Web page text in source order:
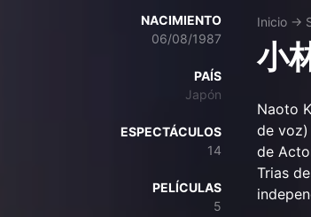
NACIMIENTO
06/08/1987
PAÍS
Japón
ESPECTÁCULOS
14
PELÍCULAS
5
Inicio →
小
Naoto
de voz)
de
Trias